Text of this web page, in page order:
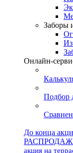
Заборы
Из
Онлайн-
Подбор
До конца
РАСПРОДАЖА
акция на